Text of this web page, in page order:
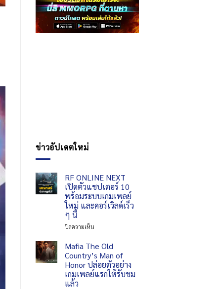
ข่าวอัปเดตใหม่
RF ONLINE NEXT
เปิดตัวแชปเตอร์ 10
พร้อมระบบเกมเพลย์
ใหม่ และคอร์เวิลด์เร็ว
ๆ นี้
ปิดความเห็น
ONLINE
NEXT
เปิด
ตัว
แช
Mafia The Old
Country’s Man of
Honor ปล่อยตัวอย่าง
เกมเพลย์แรกให้รับชม
แล้ว